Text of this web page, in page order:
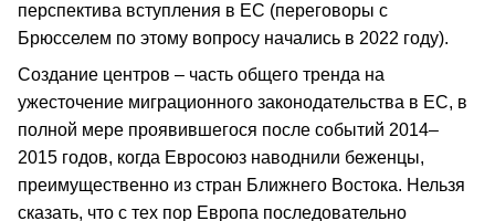
перспектива вступления в ЕС (переговоры с
Брюсселем по этому вопросу начались в 2022 году).
Создание центров – часть общего тренда на
ужесточение миграционного законодательства в ЕС, в
полной мере проявившегося после событий 2014–
2015 годов, когда Евросоюз наводнили беженцы,
преимущественно из стран Ближнего Востока. Нельзя
сказать, что с тех пор Европа последовательно